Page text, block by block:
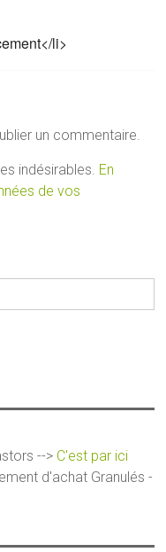
li>
un commentaire.
indésirables. En
de vos
--> C'est par ici
d'achat Granulés -